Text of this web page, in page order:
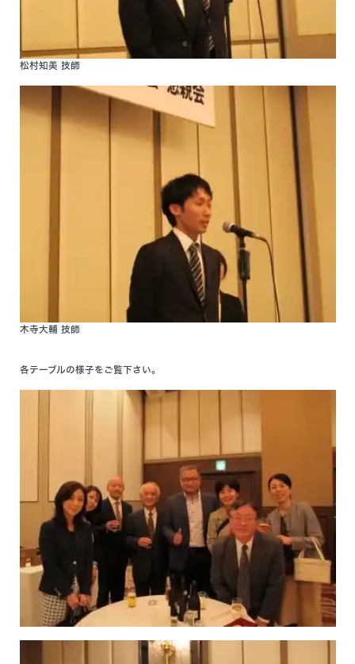
松村知美 技師
木寺大輔 技師
各テーブルの様子をご覧下さい。